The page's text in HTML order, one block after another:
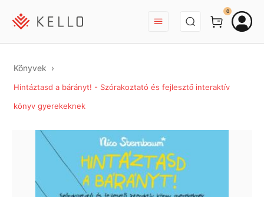
BEJELENTKEZÉS
0
Könyvek
Hintáztasd a bárányt! - Szórakoztató és fejlesztő interaktív
könyv gyerekeknek